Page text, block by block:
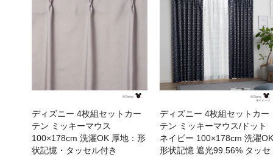
ディズニー 4枚組セットカー
テン ミッキーマウス
100×178cm 洗濯OK 厚地：形
状記憶・タッセル付き
ディズニー 4枚組セットカー
テン ミッキーマウス/ドット
ネイビー 100×178cm 洗濯OK
形状記憶 遮光99.56% タッセ